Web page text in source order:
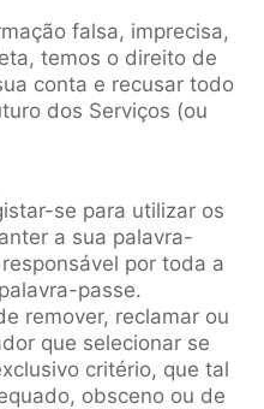
falsa, imprecisa,
temos o direito de
conta e recusar todo
dos Serviços (ou
se para utilizar os
a sua palavra-
por toda a
passe.
remover, reclamar ou
que selecionar se
critério, que tal
obsceno ou de